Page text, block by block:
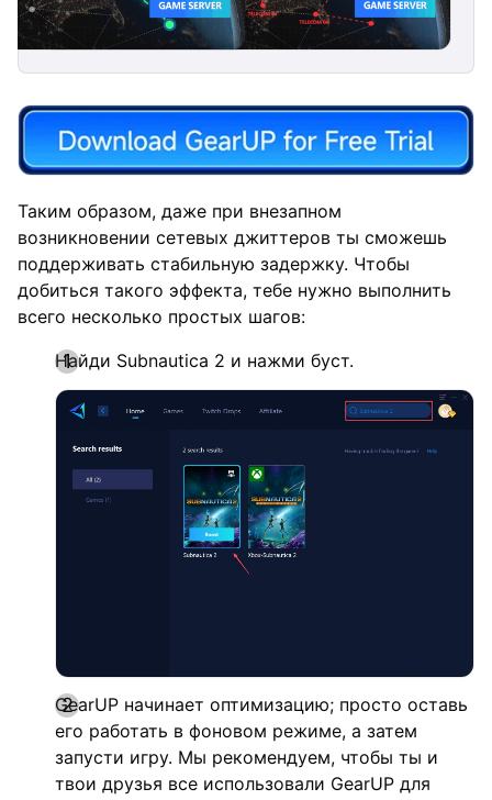
Таким образом, даже при внезапном
возникновении сетевых джиттеров ты сможешь
поддерживать стабильную задержку. Чтобы
добиться такого эффекта, тебе нужно выполнить
всего несколько простых шагов:
Найди Subnautica 2 и нажми буст.
GearUP начинает оптимизацию; просто оставь
его работать в фоновом режиме, а затем
запусти игру. Мы рекомендуем, чтобы ты и
твои друзья все использовали GearUP для